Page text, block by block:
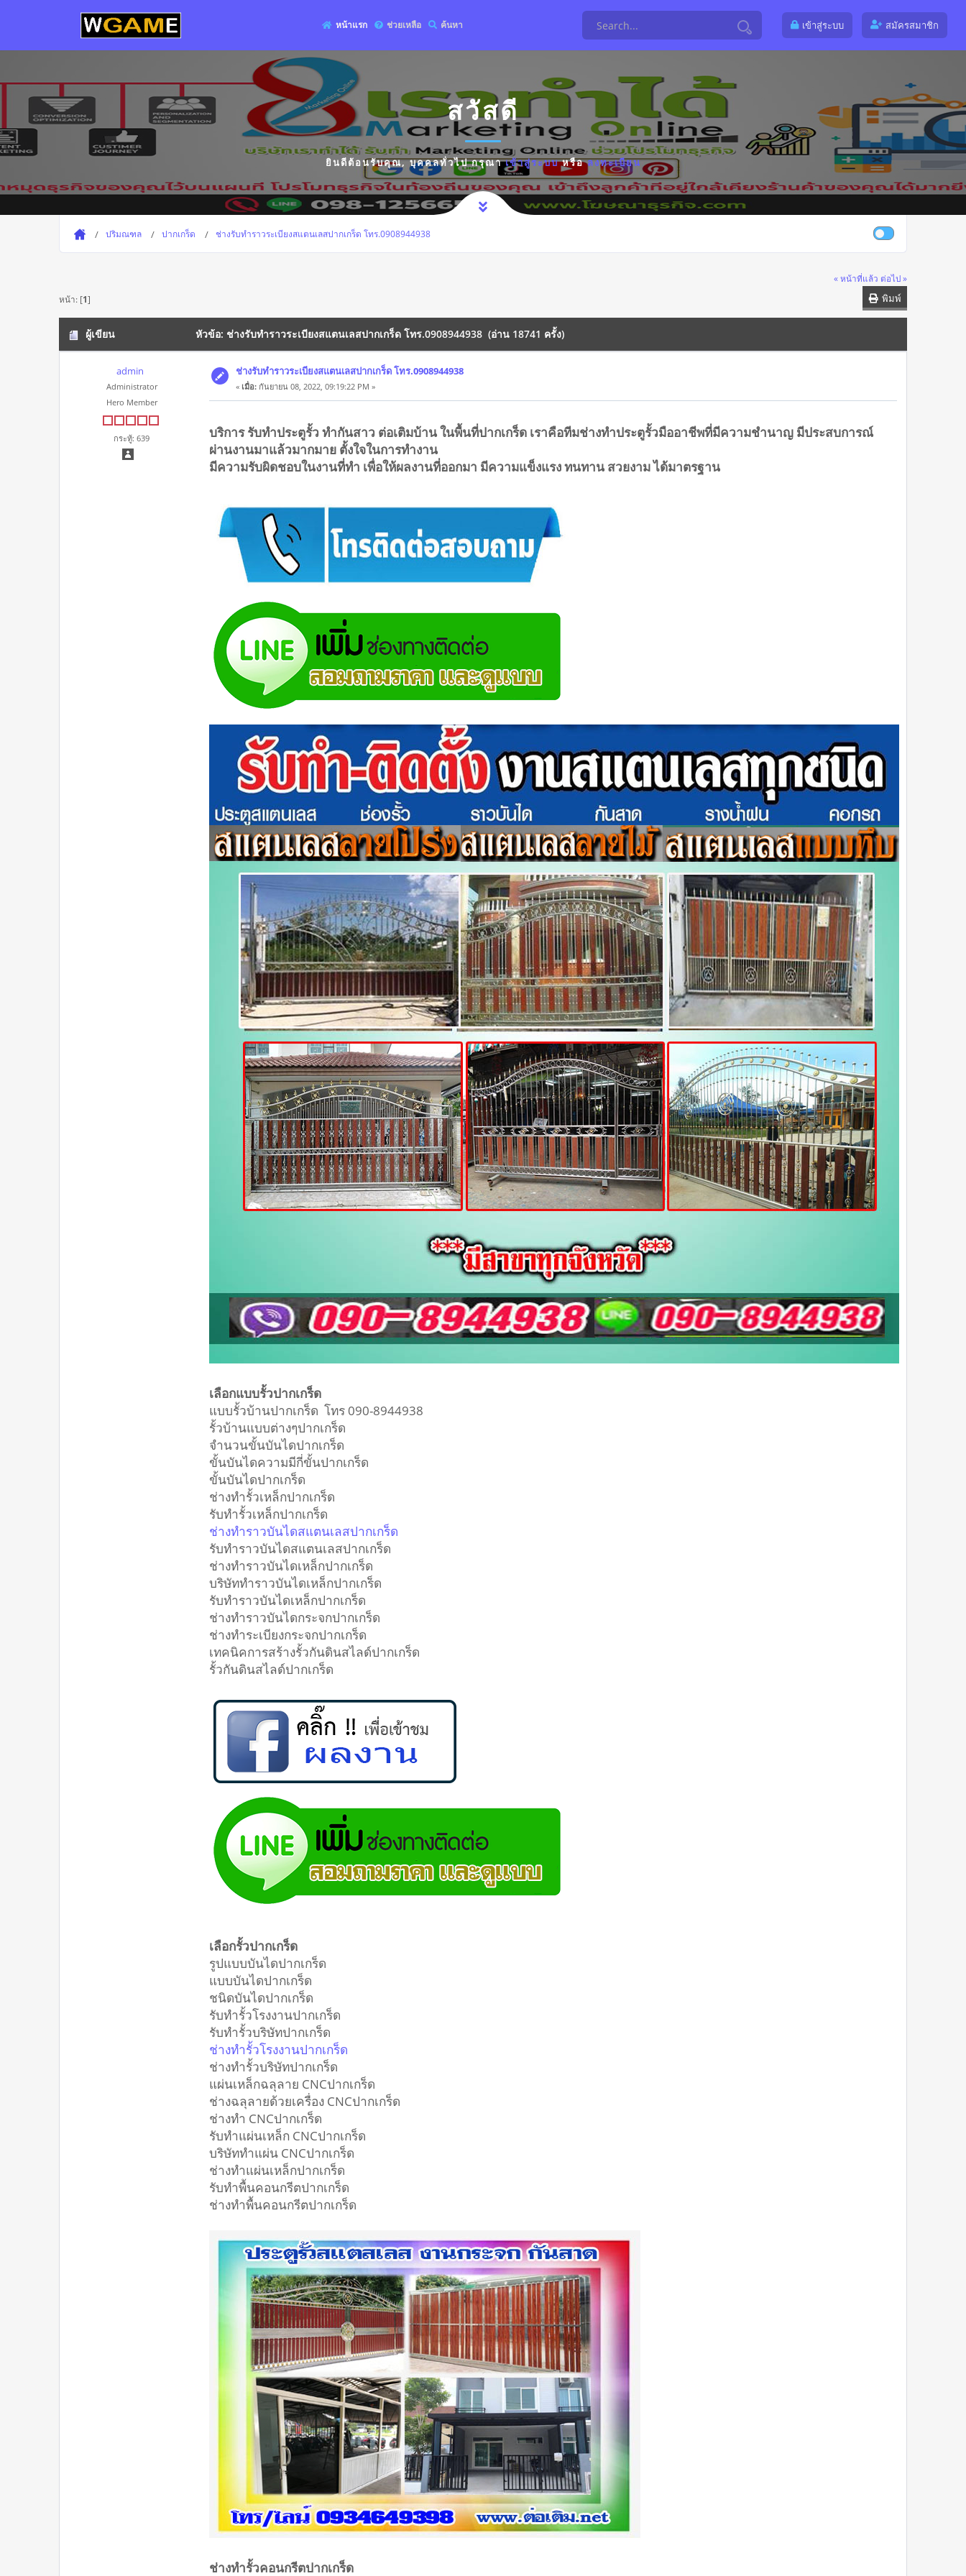
หน้าแรก ช่วยเหลือ ค้นหา เข้าสู่ระบบ สมัครสมาชิก
สวัสดี
ยินดีต้อนรับคุณ,บุคคลทั่วไปกรุณาเข้าสู่ระบบหรือลงทะเบียน
ปริมณฑล ปากเกร็ด ช่างรับทำราวระเบียงสแตนเลสปากเกร็ด โทร.0908944938
« หน้าที่แล้ว ต่อไป »
พิมพ์
หน้า: [1]
ผู้เขียน หัวข้อ: ช่างรับทำราวระเบียงสแตนเลสปากเกร็ด โทร.0908944938 (อ่าน 18741 ครั้ง)
admin
Administrator
Hero Member
กระทู้: 639
ช่างรับทำราวระเบียงสแตนเลสปากเกร็ด โทร.0908944938
« เมื่อ:กันยายน 08, 2022, 09:19:22 PM »
บริการ รับทำประตูรั้ว ทำกันสาว ต่อเติมบ้าน ในพื้นที่ปากเกร็ด เราคือทีมช่างทำประตูรั้วมืออาชีพที่มีความชำนาญ มีประสบการณ์
ผ่านงานมาแล้วมากมาย ตั้งใจในการทำงาน
มีความรับผิดชอบในงานที่ทำ เพื่อให้ผลงานที่ออกมา มีความแข็งแรง ทนทาน สวยงาม ได้มาตรฐาน
เลือกแบบรั้วปากเกร็ด
แบบรั้วบ้านปากเกร็ด โทร 090-8944938
รั้วบ้านแบบต่างๆปากเกร็ด
จำนวนขั้นบันไดปากเกร็ด
ขั้นบันไดความมีกี่ขั้นปากเกร็ด
ขั้นบันไดปากเกร็ด
ช่างทำรั้วเหล็กปากเกร็ด
รับทำรั้วเหล็กปากเกร็ด
ช่างทำราวบันไดสแตนเลสปากเกร็ด
รับทำราวบันไดสแตนเลสปากเกร็ด
ช่างทำราวบันไดเหล็กปากเกร็ด
บริษัททำราวบันไดเหล็กปากเกร็ด
รับทำราวบันไดเหล็กปากเกร็ด
ช่างทำราวบันไดกระจกปากเกร็ด
ช่างทำระเบียงกระจกปากเกร็ด
เทคนิคการสร้างรั้วกันดินสไลด์ปากเกร็ด
รั้วกันดินสไลด์ปากเกร็ด
เลือกรั้วปากเกร็ด
รูปแบบบันไดปากเกร็ด
แบบบันไดปากเกร็ด
ชนิดบันไดปากเกร็ด
รับทำรั้วโรงงานปากเกร็ด
รับทำรั้วบริษัทปากเกร็ด
ช่างทำรั้วโรงงานปากเกร็ด
ช่างทำรั้วบริษัทปากเกร็ด
แผ่นเหล็กฉลุลาย CNCปากเกร็ด
ช่างฉลุลายด้วยเครื่อง CNCปากเกร็ด
ช่างทำ CNCปากเกร็ด
รับทำแผ่นเหล็ก CNCปากเกร็ด
บริษัททำแผ่น CNCปากเกร็ด
ช่างทำแผ่นเหล็กปากเกร็ด
รับทำพื้นคอนกรีตปากเกร็ด
ช่างทำพื้นคอนกรีตปากเกร็ด
ช่างทำรั้วคอนกรีตปากเกร็ด